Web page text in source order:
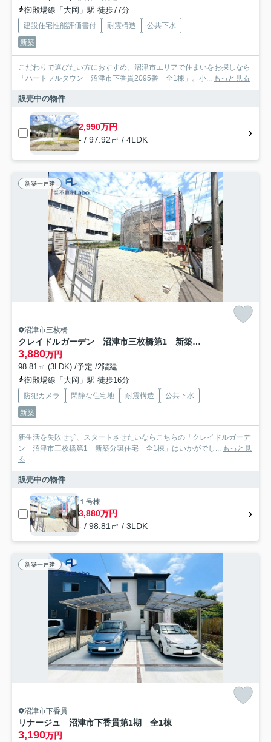
御殿場線「大岡」駅 徒歩77分
建設住宅性能評価書付 耐震構造
公共下水
新築
こだわりで選びたい方におすすめ。沼津市エリアで住まいをお探しなら
「ハートフルタウン 沼津市下香貫2095番 全1棟」。小...
もっと見る
販売中の物件
2,990万円
- / 97.92㎡ / 4LDK
新築一戸建
沼津市三枚橋
クレイドルガーデン 沼津市三枚橋第1 新築分譲住宅 全1棟
3,880万円
98.81㎡ (3LDK) /予定 /2階建
御殿場線「大岡」駅 徒歩16分
防犯カメラ 閑静な住宅地 耐震構造
公共下水
新築
新生活を失敗せず、スタートさせたいならこちらの「クレイドルガーデ
ン 沼津市三枚橋第1 新築分譲住宅 全1棟」はいかがでし...
もっと見
る
販売中の物件
１号棟
3,880万円
- / 98.81㎡ / 3LDK
新築一戸建
沼津市下香貫
リナージュ 沼津市下香貫第1期 全1棟
3,190万円